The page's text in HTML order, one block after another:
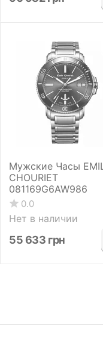
Мужские Часы
CHOURIET
081169G6AW986
0.0
Нет в наличии
55 633 грн